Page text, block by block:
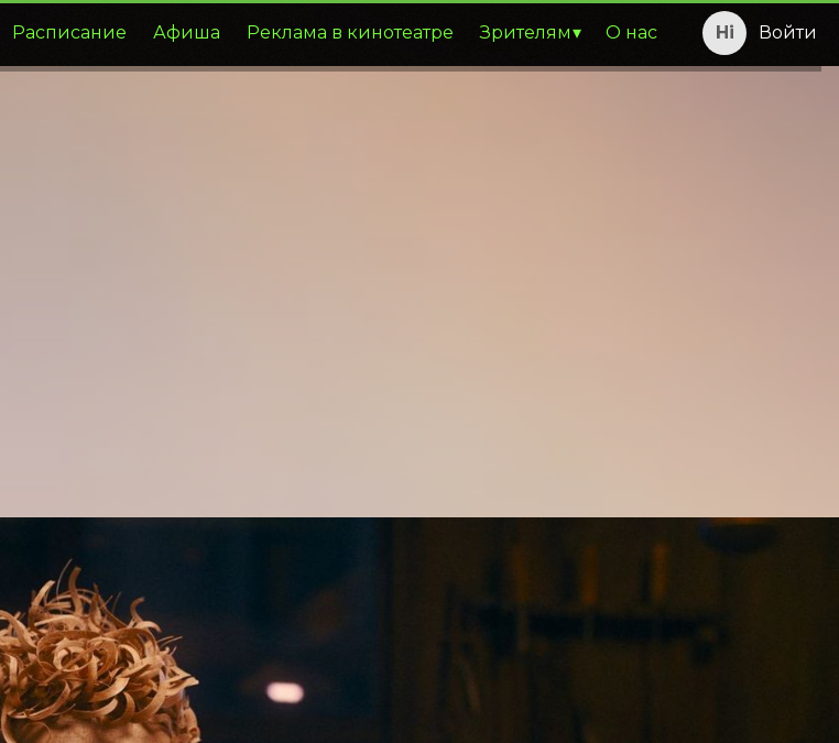
Расписание Афиша Реклама в кинотеатре Зрителям О нас Войти